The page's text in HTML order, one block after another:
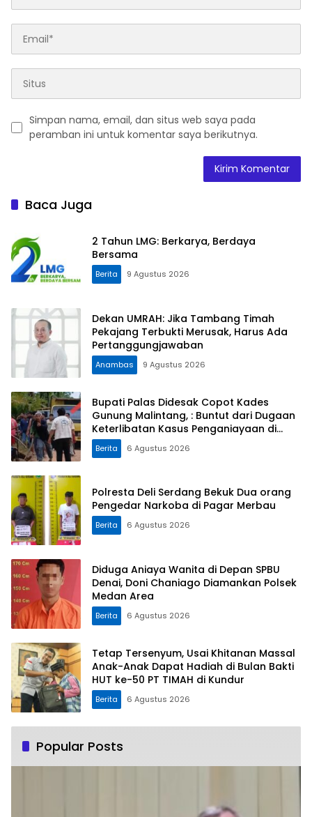
Simpan nama, email, dan situs web saya pada
peramban ini untuk komentar saya berikutnya.
Baca Juga
2 Tahun LMG: Berkarya, Berdaya
Bersama
Berita 9 Agustus 2026
Dekan UMRAH: Jika Tambang Timah
Pekajang Terbukti Merusak, Harus Ada
Pertanggungjawaban
Anambas 9 Agustus 2026
Bupati Palas Didesak Copot Kades
Gunung Malintang, : Buntut dari Dugaan
Keterlibatan Kasus Penganiayaan di
Dusun Balaka
Berita 6 Agustus 2026
Polresta Deli Serdang Bekuk Dua orang
Pengedar Narkoba di Pagar Merbau
Berita 6 Agustus 2026
Diduga Aniaya Wanita di Depan SPBU
Denai, Doni Chaniago Diamankan Polsek
Medan Area
Berita 6 Agustus 2026
Tetap Tersenyum, Usai Khitanan Massal
Anak-Anak Dapat Hadiah di Bulan Bakti
HUT ke-50 PT TIMAH di Kundur
Berita 6 Agustus 2026
Popular Posts